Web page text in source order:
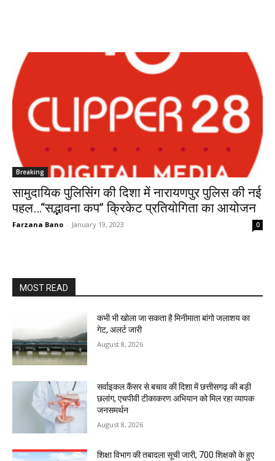
Breaking
सामुदायिक पुलिसिंग की दिशा में नारायणपुर पुलिस की नई
पहल…‘‘सद्भावना कप’’ क्रिकेट प्रतियोगिता का आयोजन
Farzana Bano - January 19, 2023 0
MOST READ
कभी भी खोला जा सकता है मिनीमाता बांगो जलाशय का
गेट, अलर्ट जारी
August 8, 2026
सर्वाइकल कैंसर से बचाव की दिशा में छत्तीसगढ़ की बड़ी
छलांग, एचपीवी टीकाकरण अभियान को मिल रहा व्यापक
जनसमर्थन
August 8, 2026
शिक्षा विभाग की तबादला सूची जारी, 700 शिक्षको के हुए